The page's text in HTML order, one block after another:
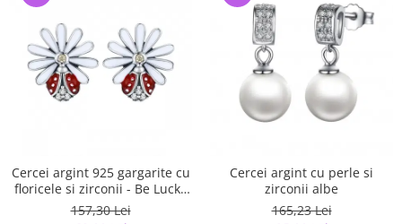
Cercei argint 925 gargarite cu
floricele si zirconii - Be Lucky
EST0022
157,30 Lei
Cercei argint cu perle si
zirconii albe
165,23 Lei